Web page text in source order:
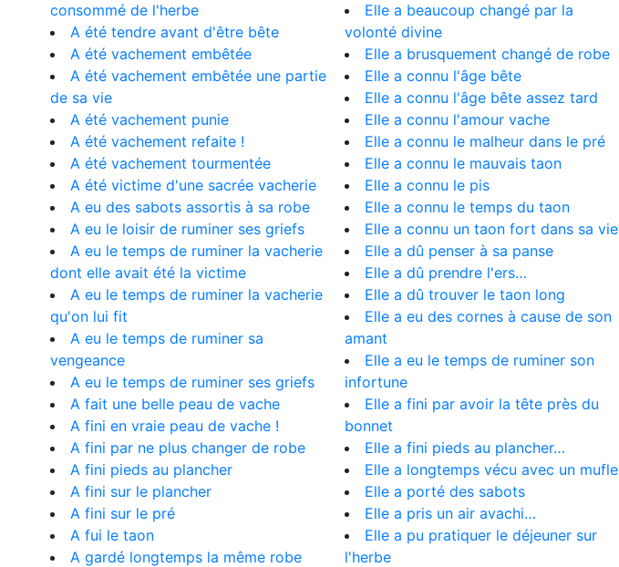
consommé de l'herbe
A été tendre avant d'être bête
A été vachement embêtée
A été vachement embêtée une partie
de sa vie
A été vachement punie
A été vachement refaite !
A été vachement tourmentée
A été victime d'une sacrée vacherie
A eu des sabots assortis à sa robe
A eu le loisir de ruminer ses griefs
A eu le temps de ruminer la vacherie
dont elle avait été la victime
A eu le temps de ruminer la vacherie
qu'on lui fit
A eu le temps de ruminer sa
vengeance
A eu le temps de ruminer ses griefs
A fait une belle peau de vache
A fini en vraie peau de vache !
A fini par ne plus changer de robe
A fini pieds au plancher
A fini sur le plancher
A fini sur le pré
A fui le taon
A gardé longtemps la même robe
Elle a beaucoup changé par la
volonté divine
Elle a brusquement changé de robe
Elle a connu l'âge bête
Elle a connu l'âge bête assez tard
Elle a connu l'amour vache
Elle a connu le malheur dans le pré
Elle a connu le mauvais taon
Elle a connu le pis
Elle a connu le temps du taon
Elle a connu un taon fort dans sa vie
Elle a dû penser à sa panse
Elle a dû prendre l'ers…
Elle a dû trouver le taon long
Elle a eu des cornes à cause de son
amant
Elle a eu le temps de ruminer son
infortune
Elle a fini par avoir la tête près du
bonnet
Elle a fini pieds au plancher…
Elle a longtemps vécu avec un mufle
Elle a porté des sabots
Elle a pris un air avachi…
Elle a pu pratiquer le déjeuner sur
l'herbe